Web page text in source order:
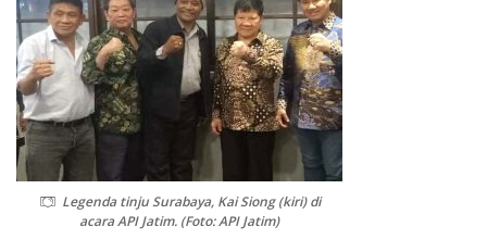
Legenda tinju Surabaya, Kai Siong (kiri) di
acara API Jatim. (Foto: API Jatim)